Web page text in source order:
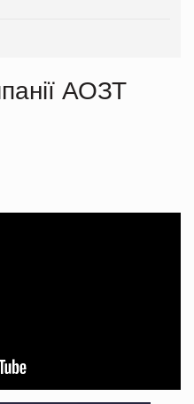
АОЗТ